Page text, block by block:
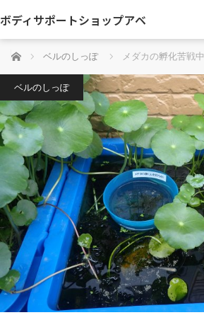
ボディサポートショップアベ
ホーム ベルのしっぽ メダカの孵化苦戦中
ベルのしっぽ